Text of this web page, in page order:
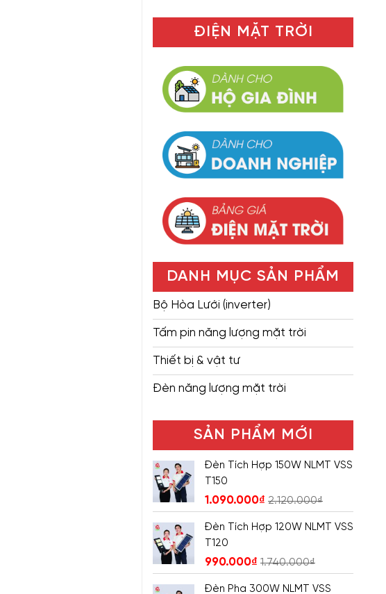
ĐIỆN MẶT TRỜI
DANH MỤC SẢN PHẨM
Bộ Hòa Lưới (inverter)
Tấm pin năng lượng mặt trời
Thiết bị & vật tư
Đèn năng lượng mặt trời
SẢN PHẨM MỚI
Đèn Tích Hợp 150W NLMT VSS
T150
1.090.000₫ 2.120.000₫
Đèn Tích Hợp 120W NLMT VSS
T120
990.000₫ 1.740.000₫
Đèn Pha 300W NLMT VSS